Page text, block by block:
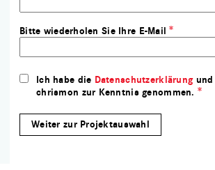
Bitte wiederholen Sie Ihre E-Mail
Ich habe die Datenschutzerklärungund
chrismon zur Kenntnis genommen.